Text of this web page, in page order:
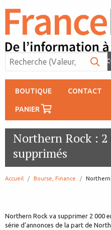
BOUTIQUE CONTACT
PANIER
Northern Rock :
supprimés
Accueil Bourse, Finance page:
Northern
Northern Rock va supprimer 2 000
série d’annonces de la part de